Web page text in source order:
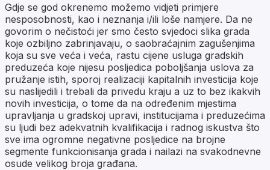
Gdje se god okrenemo možemo vidjeti primjere
nesposobnosti, kao i neznanja i/ili loše namjere. Da ne
govorim o nečistoći jer smo često svjedoci slika grada
koje ozbiljno zabrinjavaju, o saobraćajnim zagušenjima
koja su sve veća i veća, rastu cijene usluga gradskih
preduzeća koje nijesu posljedica poboljšanja uslova za
pružanje istih, sporoj realizaciji kapitalnih investicija koje
su naslijedili i trebali da privedu kraju a uz to bez ikakvih
novih investicija, o tome da na određenim mjestima
upravljanja u gradskoj upravi, institucijama i preduzećima
su ljudi bez adekvatnih kvalifikacija i radnog iskustva što
sve ima ogromne negativne posljedice na brojne
segmente funkcionisanja grada i nailazi na svakodnevne
osude velikog broja građana.